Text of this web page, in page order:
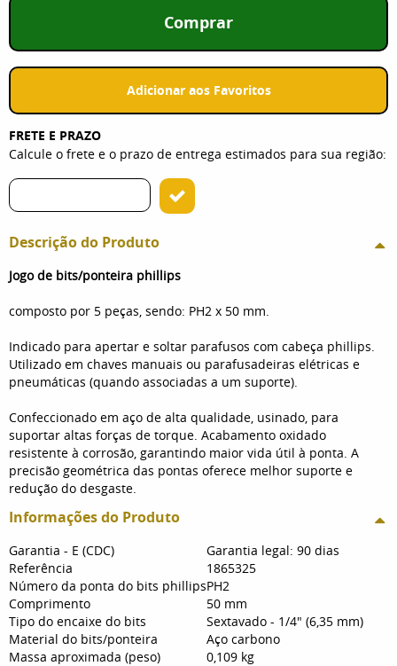
Comprar
Adicionar aos Favoritos
FRETE E PRAZO
Calcule o frete e o prazo de entrega estimados para sua região:
Descrição do Produto
Jogo de bits/ponteira phillips
composto por 5 peças, sendo: PH2 x 50 mm.
Indicado para apertar e soltar parafusos com cabeça phillips.
Utilizado em chaves manuais ou parafusadeiras elétricas e
pneumáticas (quando associadas a um suporte).
Confeccionado em aço de alta qualidade, usinado, para
suportar altas forças de torque. Acabamento oxidado
resistente à corrosão, garantindo maior vida útil à ponta. A
precisão geométrica das pontas oferece melhor suporte e
redução do desgaste.
Informações do Produto
Garantia - E (CDC)
Garantia legal: 90 dias
Referência
1865325
Número da ponta do bits phillipsPH2
Comprimento
50 mm
Tipo do encaixe do bits
Sextavado - 1/4" (6,35 mm)
Material do bits/ponteira
Aço carbono
Massa aproximada (peso)
0,109 kg